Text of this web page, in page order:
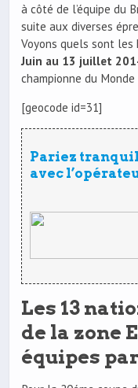
à côté de l’équipe du
suite aux diverses
Voyons quels sont les
Juin au 13 juillet
championne du Monde
[geocode id=31]
Pariez
avec
Les 13
de la zone
équipes